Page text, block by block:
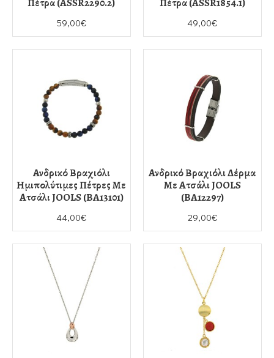
59,00€ 49,00€
Ανδρικό Βραχιόλι
Ημιπολύτιμες Πέτρες Με
Ατσάλι JOOLS (BA13101)
44,00€
Ανδρικό Βραχιόλι Δέρμα
Με Ατσάλι JOOLS
(BA12297)
29,00€